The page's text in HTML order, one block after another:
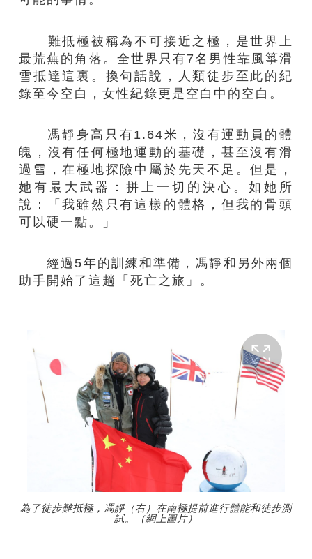
難抵極被稱為不可接近之極，是世界上
最荒蕪的角落。全世界只有7名男性靠風箏滑
雪抵達這裏。換句話說，人類徒步至此的紀
錄至今空白，女性紀錄更是空白中的空白。
馮靜身高只有1.64米，沒有運動員的體
魄，沒有任何極地運動的基礎，甚至沒有滑
過雪，在極地探險中屬於先天不足。但是，
她有最大武器：拼上一切的決心。如她所
說：「我雖然只有這樣的體格，但我的骨頭
可以硬一點。」
經過 5年的訓練和準備，馮靜和另外兩個
助手開始了這趟「死亡之旅」。
為了徒步難抵極，馮靜（右）在南極提前進行體能和徒步測
試。（網上圖片）